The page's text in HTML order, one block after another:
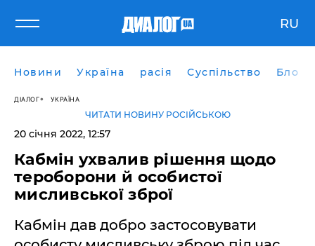
RU
Новини Україна расія Суспільство Блоги
ДІАЛОГ УКРАЇНА
ЧИТАТИ НОВИНУ РОСІЙСЬКОЮ
20 січня 2022, 12:57
Кабмін ухвалив рішення щодо
тероборони й особистої
мисливської зброї
Кабмін дав добро застосовувати